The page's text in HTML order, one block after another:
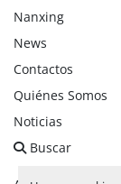
Nanxing
News
Contactos
Quiénes Somos
Noticias
Buscar